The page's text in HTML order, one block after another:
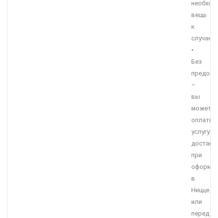
вещь
к
случаю.
•
Без
–
вы
можете
услугу
при
в
Ницце
или
перед